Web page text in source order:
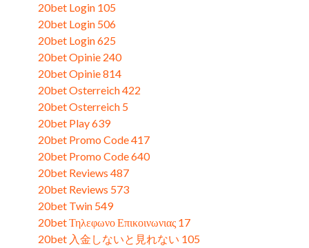
20bet Login 105
20bet Login 506
20bet Login 625
20bet Opinie 240
20bet Opinie 814
20bet Osterreich 422
20bet Osterreich 5
20bet Play 639
20bet Promo Code 417
20bet Promo Code 640
20bet Reviews 487
20bet Reviews 573
20bet Twin 549
20bet Τηλεφωνο Επικοινωνιας 17
20bet 入金しないと見れない 105